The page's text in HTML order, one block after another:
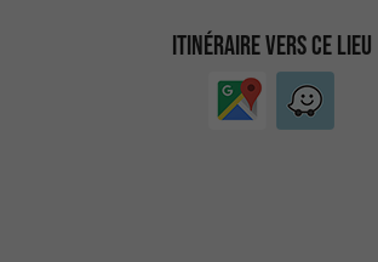
ITINÉRAIRE VERS CE LIEU